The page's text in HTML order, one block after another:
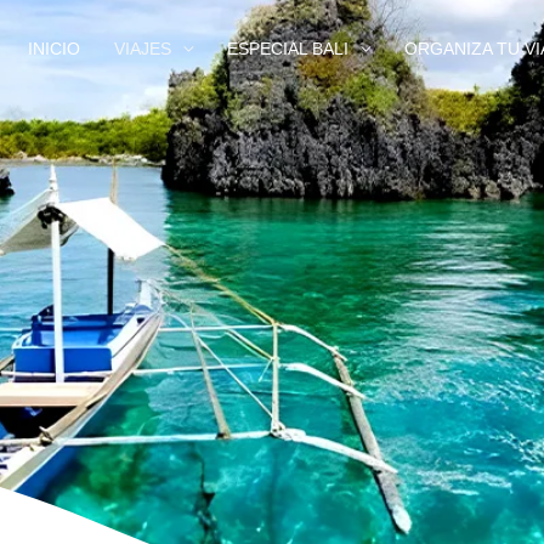
INICIO VIAJES ESPECIAL BALI ORGANIZA TU